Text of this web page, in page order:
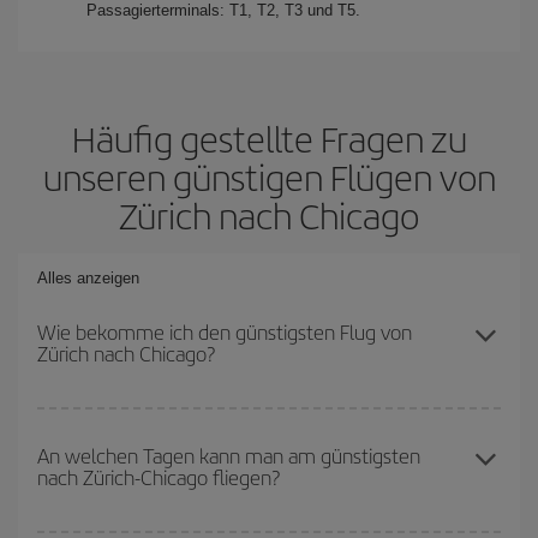
Passagierterminals: T1, T2, T3 und T5.
Häufig gestellte Fragen zu
unseren günstigen Flügen von
Zürich nach Chicago
Alles anzeigen
Wie bekomme ich den günstigsten Flug von
Zürich nach Chicago?
sparen und den günstigsten Flug bekommen, wenn Sie die
Hauptsaison meiden, frühzeitig buchen und bei den
An welchen Tagen kann man am günstigsten
nach Zürich-Chicago fliegen?